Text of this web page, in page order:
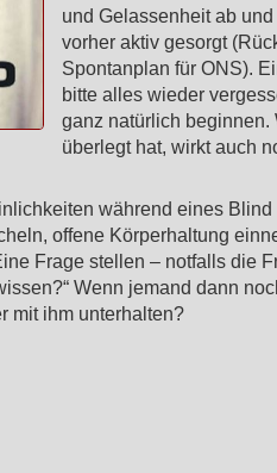
und Gelassenheit ab
vorher aktiv gesorgt
Spontanplan für ONS).
bitte alles wieder
ganz natürlich beginnen.
überlegt hat, wirkt auch
während eines
offene Körperhaltung
Frage stellen – notfalls die
Wenn jemand dann
mit ihm unterhalten?